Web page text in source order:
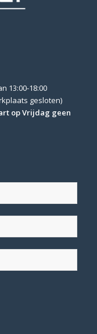
13:00-18:00
gesloten)
op Vrijdag geen